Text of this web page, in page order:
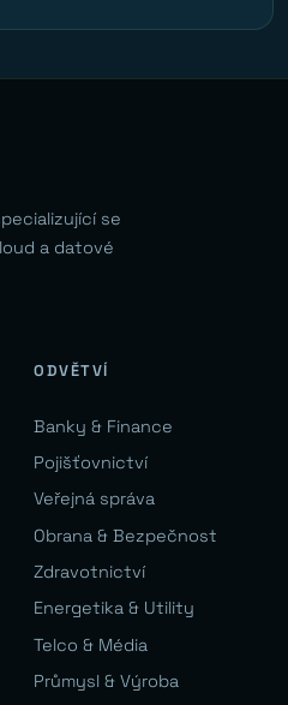
se
a datové
ODVĚTVÍ
Banky & Finance
Pojišťovnictví
Veřejná správa
Obrana & Bezpečnost
Zdravotnictví
Energetika & Utility
Telco & Média
Průmysl & Výroba